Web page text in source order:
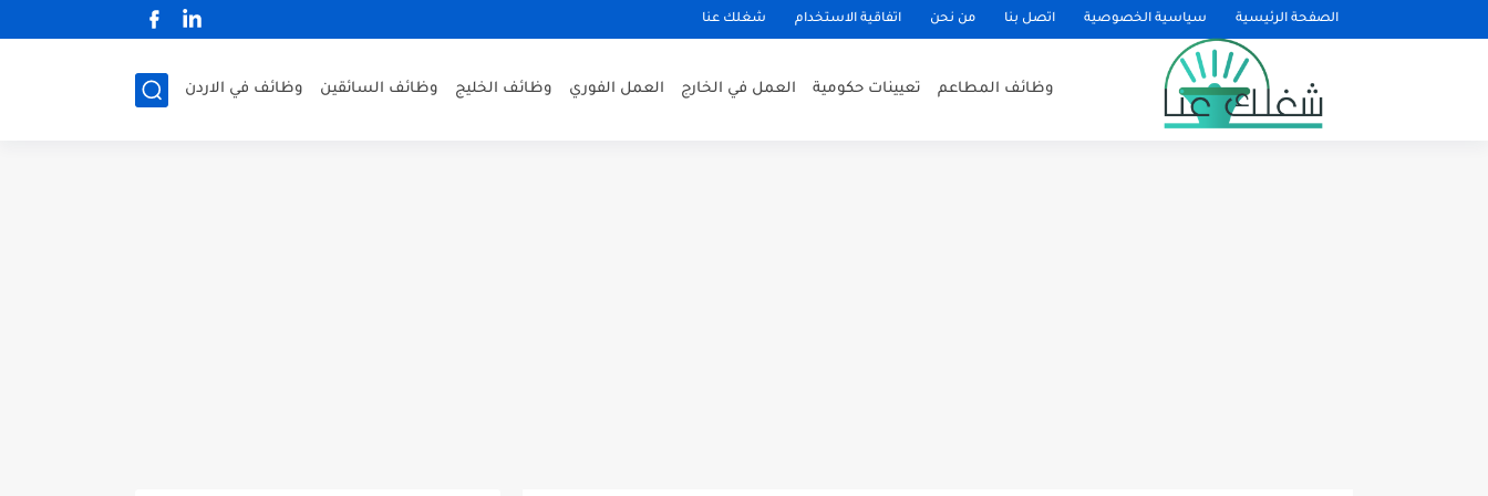
الصفحة الرئيسية سياسية الخصوصية اتصل بنا من نحن اتفاقية الاستخدام شغلك عنا
وظائف المطاعم تعيينات حكومية العمل في الخارج العمل الفوري وظائف الخليج وظائف السائقين وظائف في الاردن